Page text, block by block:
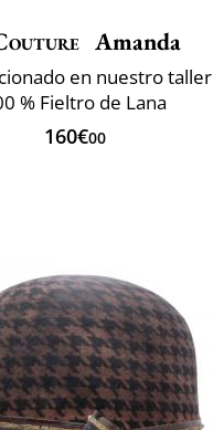
Amanda
en nuestro taller
% Fieltro de Lana
160€00